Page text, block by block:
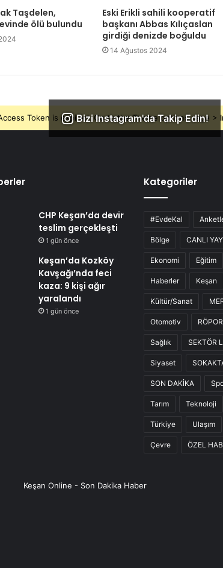
Taşdelen,
ölü bulundu
Eski Erikli sahili kooperatif
başkanı Abbas Kılıçaslan
girdiği denizde boğuldu
14 Ağustos 2024
Bizi Instagram'da Takip Edin!
Token is expired, Go to the Theme options page
CHP Keşan’da devir
teslim gerçekleşti
1 gün önce
Keşan’da Kozköy
Kavşağı’nda feci
kaza: 9 kişi ağır
yaralandı
1 gün önce
Kategoriler
#EvdeKal
Bölge CANLI
Ekonomi Eğitim
Haberler Keşan
Kültür/Sanat
Otomotiv
Sağlık SEKTÖR
Siyaset
SON DAKİKA
Tarım Teknoloji
Türkiye Ulaşım
Çevre ÖZEL
Keşan Online - Son Dakika Haber